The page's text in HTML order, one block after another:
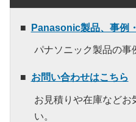
Panasonic製品、事例
パナソニック製品の事
お問い合わせはこちら
お見積りや在庫などお
い。